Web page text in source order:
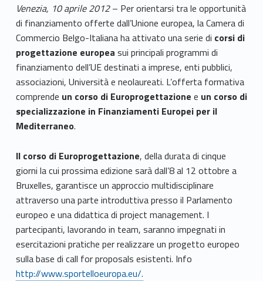
Venezia, 10 aprile 2012– Per orientarsi tra le opportunità
di finanziamento offerte dall’Unione europea, la Camera di
Commercio Belgo-Italiana ha attivato una serie di corsi di
progettazione europea sui principali programmi di
finanziamento dell’UE destinati a imprese, enti pubblici,
associazioni, Università e neolaureati. L’offerta formativa
comprende un corso di Europrogettazione e un corso di
specializzazione in Finanziamenti Europei per il
Mediterraneo.
Il corso di Europrogettazione, della durata di cinque
giorni la cui prossima edizione sarà dall’8 al 12 ottobre a
Bruxelles, garantisce un approccio multidisciplinare
attraverso una parte introduttiva presso il Parlamento
europeo e una didattica di project management. I
partecipanti, lavorando in team, saranno impegnati in
esercitazioni pratiche per realizzare un progetto europeo
sulla base di call for proposals esistenti. Info
http://www.sportelloeuropa.eu/.